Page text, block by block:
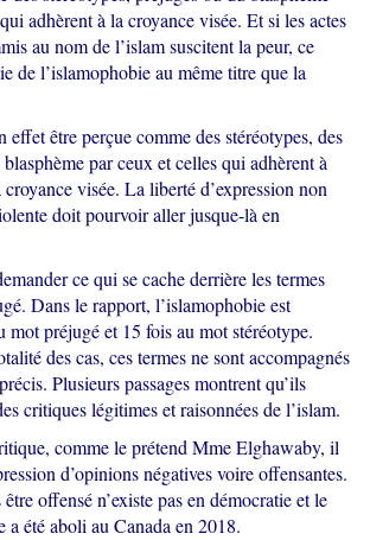
adhèrent à la croyance visée. Et si les actes
au nom de l’islam suscitent la peur, ce
de l’islamophobie au même titre que la
effet être perçue comme des stéréotypes, des
par ceux et celles qui adhèrent à
visée. La liberté d’expression non
doit pourvoir aller jusque-là en
ce qui se cache derrière les termes
Dans le rapport, l’islamophobie est
mot préjugé et 15 fois au mot stéréotype.
des cas, ces termes ne sont accompagnés
Plusieurs passages montrent qu’ils
critiques légitimes et raisonnées de l’islam.
comme le prétend Mme Elghawaby, il
d’opinions négatives voire offensantes.
offensé n’existe pas en démocratie et le
a été aboli au Canada en 2018.